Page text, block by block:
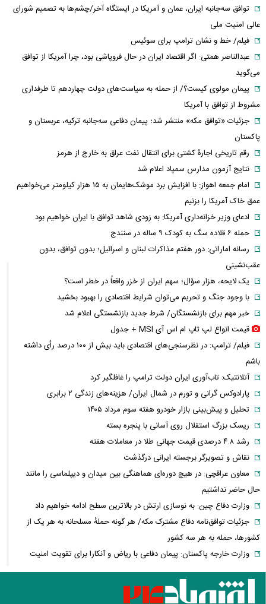
توافق سه‌جانبه ایران، عمان و آمریکا در ایستگاه آخر/چشم‌ها به تصمیم شورای
عالی امنیت ملی
فیلم/ خط و نشان ترامپ برای سوئیس
عبدالناصر همتی: اگر اقتصاد ایران در حال فروپاشی بود، چرا آمریکا از توافق
می‌گوید
پیمان مولوی کیست؟/ از حمله به سیاست‌های دولت چهاردهم تا طرفداری
مشروط از توافق با آمریکا
جزئیات «توافق مکه» منتشر شد؛ پیمان دفاعی سه‌جانبه ترکیه، عربستان و
پاکستان
رقم تاریخی اجارۀ کشتی برای انتقال نفت عراق به خارج از هرمز
نتایج آزمون مدارس سمپاد اعلام شد
امام‌ جمعه اهواز: با افزایش برد موشک‌هایمان به ۱۵ هزار کیلومتر می‌خواهیم
عمق خاک آمریکا را بزنیم
ادعای وزیر خزانه‌داری آمریکا: به زودی شاهد توافق با ایران خواهیم بود
حمله ۶ قلاده سگ به کودک ۹ ساله در سنندج
رسانه اماراتی: دور هفتم مذاکرات لبنان و اسرائیل؛ بدون توافق، بدون
عقب‌نشینی
یک لایحه، هزار سؤال؛ سهم ایران از خزر واقعاً در خطر است؟
با وجود جنگ و تحریم می‌توان شرایط اقتصادی را بهبود بخشید
خبر مهم برای بازنشستگان/ شرط جدید بازنشستگی اعلام شد
قیمت انواع لپ تاپ ام اس آی MSI + جدول
فیلم/ ترامپ: در نظرسنجی‌های اقتصادی باید بیش از ۱۰۰ درصد رأی داشته
باشم
آتلانتیک: تاب‌آوری ایران دولت ترامپ را غافلگیر کرد
پارادوکس گرانی و تورم در شمال ایران/ هزینه‌های زندگی ۲ برابری
تحلیل و پیش‌بینی بازار خودرو هفته سوم مرداد ۱۴۰۵
ریسک بزرگ استقلال روی آسانی با پنجره بسته
رشد ۴.۸ درصدی قیمت جهانی طلا در معاملات هفته
نقاش و تصویرگر برجسته ایرانی درگذشت
معاون عراقچی: در هیچ دوره‌ای هماهنگی بین میدان و دیپلماسی را مانند
حال حاضر نداشتیم
وزارت دفاع چین: به نوسازی ارتش در بالاترین سطح ادامه خواهیم داد
جزئیات توافق‌نامه دفاع مشترک مکه/ هر گونه حملهٔ مسلحانه به هر یک از
کشورها، حمله به هر سه کشور
وزارت خارجه پاکستان: پیمان دفاعی با ریاض و آنکارا برای تقویت امنیت
منطقه امضا شد
اذعان ترامپ به تاثیر جنگ با ایران بر انتخابات میان دوره‌ای آمریکا